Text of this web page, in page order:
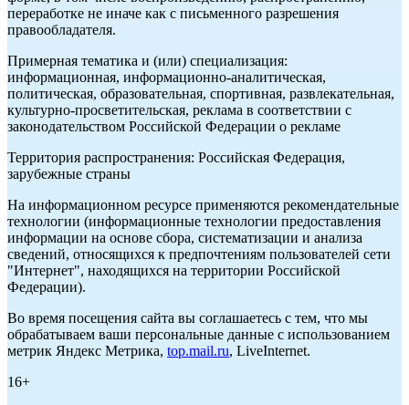
переработке не иначе как с письменного разрешения
правообладателя.
Примерная тематика и (или) специализация:
информационная, информационно-аналитическая,
политическая, образовательная, спортивная, развлекательная,
культурно-просветительская, реклама в соответствии с
законодательством Российской Федерации о рекламе
Территория распространения: Российская Федерация,
зарубежные страны
На информационном ресурсе применяются рекомендательные
технологии (информационные технологии предоставления
информации на основе сбора, систематизации и анализа
сведений, относящихся к предпочтениям пользователей сети
"Интернет", находящихся на территории Российской
Федерации).
Во время посещения сайта вы соглашаетесь с тем, что мы
обрабатываем ваши персональные данные с использованием
метрик Яндекс Метрика, top.mail.ru, LiveInternet.
16+